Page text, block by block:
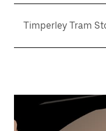
Timperley Tram